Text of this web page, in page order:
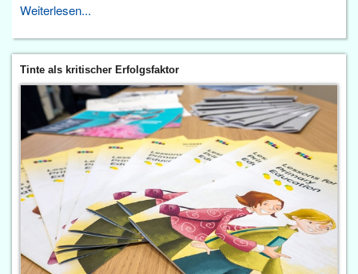
Weiterlesen...
Tinte als kritischer Erfolgsfaktor